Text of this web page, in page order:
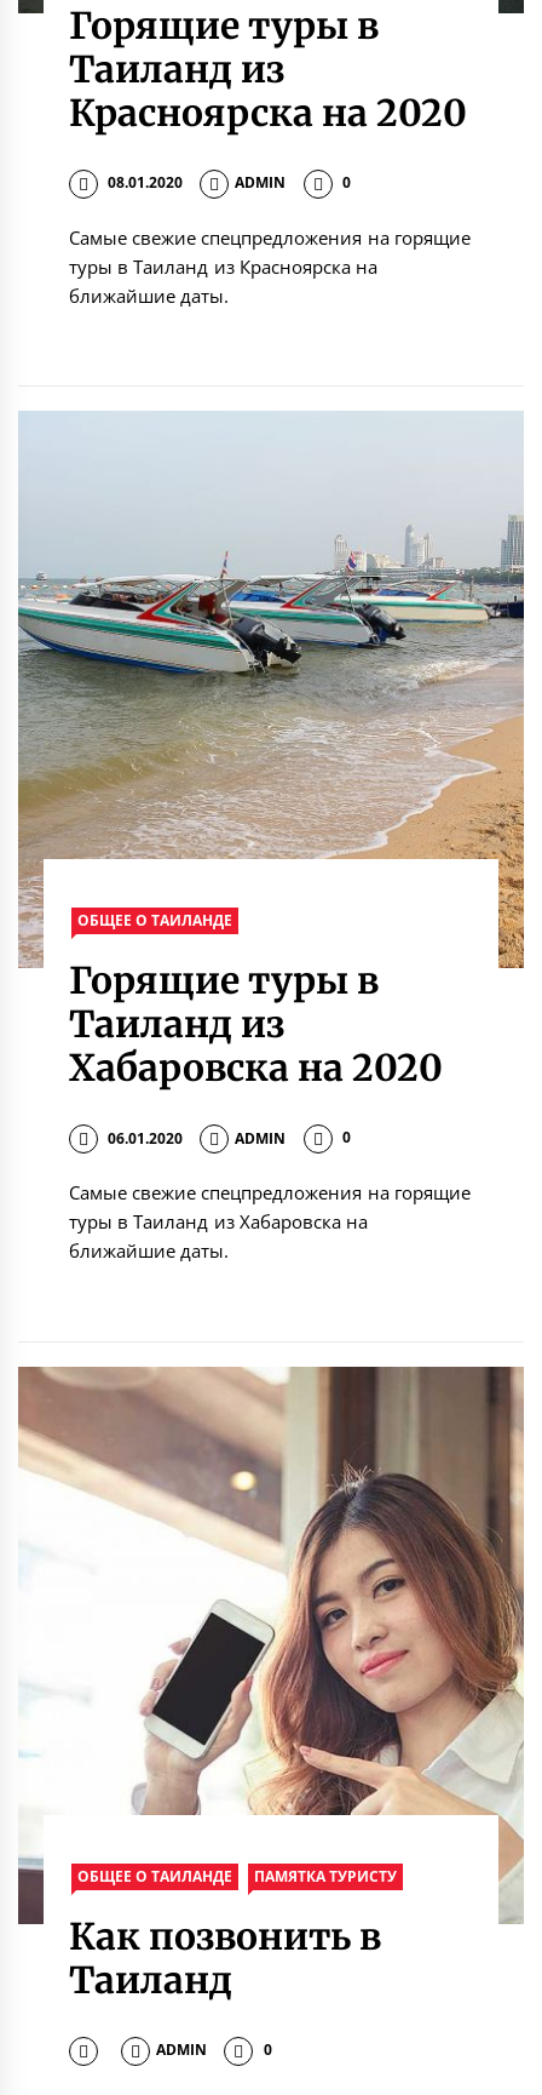
Горящие туры в
Таиланд из
Красноярска на 2020
08.01.2020 ADMIN 0
Самые свежие спецпредложения на горящие
туры в Таиланд из Красноярска на
ближайшие даты.
ОБЩЕЕ О ТАИЛАНДЕ
Горящие туры в
Таиланд из
Хабаровска на 2020
06.01.2020 ADMIN 0
Самые свежие спецпредложения на горящие
туры в Таиланд из Хабаровска на
ближайшие даты.
ОБЩЕЕ О ТАИЛАНДЕ ПАМЯТКА ТУРИСТУ
Как позвонить в
Таиланд
ADMIN 0